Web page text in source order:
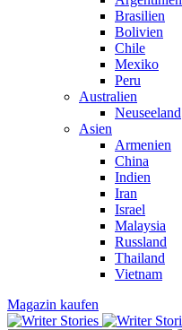
Brasilien
Bolivien
Chile
Mexiko
Peru
Australien
Neuseeland
Asien
Armenien
China
Indien
Iran
Israel
Malaysia
Russland
Thailand
Vietnam
Magazin kaufen